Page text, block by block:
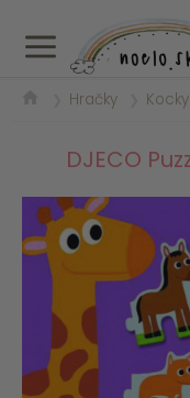
a
Hračky
DJECO